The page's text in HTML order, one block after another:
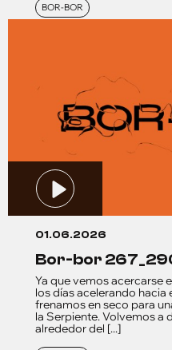
BOR-BOR
01.06.2026
bor-bor
Ya que vemos acercarse
los días acelerando hacia
frenamos en seco para
la Serpiente. Volvemos a
alrededor del [...]